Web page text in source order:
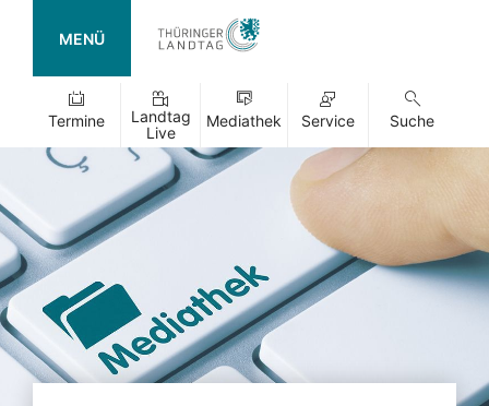
MENÜ
Termine
Landtag
Live
Mediathek Service Suche